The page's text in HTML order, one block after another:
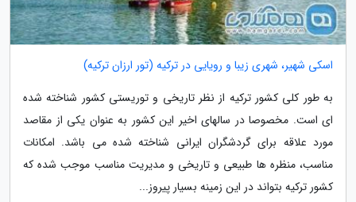
اسکی شهیر، شهری زیبا و رویایی در ترکیه (تور ارزان ترکیه)
به طور کلی کشور ترکیه از نظر تاریخی و توریستی کشور شناخته شده
ای است. مخصوصا در سالهای اخیر این کشور به عنوان یکی از مقاصد
مورد علاقه برای گردشگران ایرانی شناخته شده می باشد. امکانات
مناسب، منظره ها طبیعی و تاریخی و مدیریت مناسب موجب شده که
کشور ترکیه بتواند در این زمینه بسیار پیروز...